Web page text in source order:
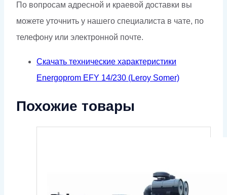
По вопросам адресной и краевой доставки вы
можете уточнить у нашего специалиста в чате, по
телефону или электронной почте.
Скачать технические характеристики
Energoprom EFY 14/230 (Leroy Somer)
Похожие товары